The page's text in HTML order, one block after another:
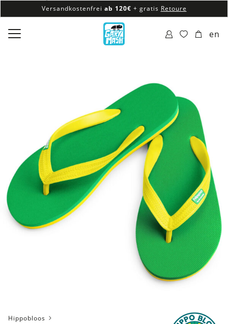
Versandkostenfrei ab 120€ + gratis Retoure
100% veganes & fair produziertes Sortiment
Versandkostenfrei ab 120€
en
Hippobloos